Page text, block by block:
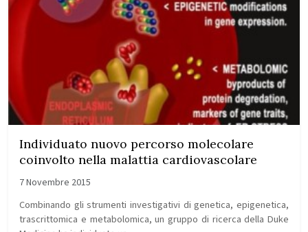
Individuato nuovo percorso molecolare
coinvolto nella malattia cardiovascolare
7 Novembre 2015
Combinando gli strumenti investigativi di genetica, epigenetica,
trascrittomica e metabolomica, un gruppo di ricerca della Duke